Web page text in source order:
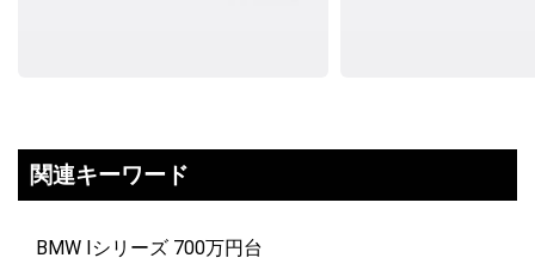
関連キーワード
BMW Iシリーズ 700万円台